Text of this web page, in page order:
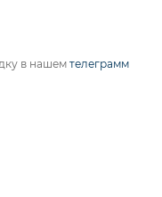
в нашем телеграмм